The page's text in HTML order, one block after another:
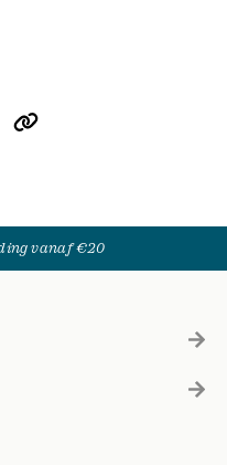
vanaf €20